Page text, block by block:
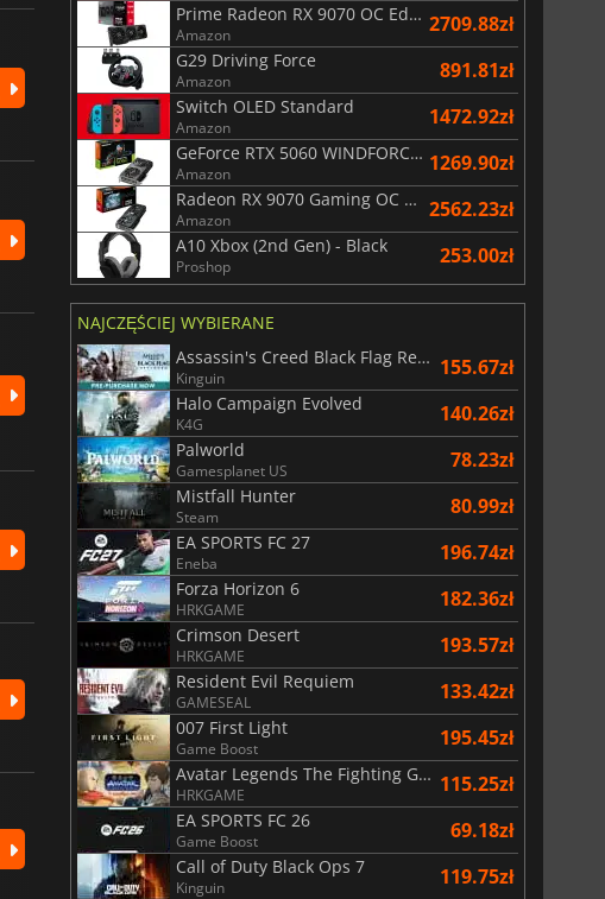
Prime Radeon RX 9070 OC Edition 16GB
Amazon 2709.88zł
G29 Driving Force
Amazon 891.81zł
Switch OLED Standard
Amazon 1472.92zł
GeForce RTX 5060 WINDFORCE OC 8G
Amazon 1269.90zł
Radeon RX 9070 Gaming OC 16GB
Amazon 2562.23zł
A10 Xbox (2nd Gen) - Black
Proshop 253.00zł
NAJCZĘŚCIEJ WYBIERANE
Assassin's Creed Black Flag Resynced
Kinguin 155.67zł
Halo Campaign Evolved
K4G 140.26zł
Palworld
Gamesplanet US 78.23zł
Mistfall Hunter
Steam 80.99zł
EA SPORTS FC 27
Eneba 196.74zł
Forza Horizon 6
HRKGAME 182.36zł
Crimson Desert
HRKGAME 193.57zł
Resident Evil Requiem
GAMESEAL 133.42zł
007 First Light
Game Boost 195.45zł
Avatar Legends The Fighting Game
HRKGAME 115.25zł
EA SPORTS FC 26
Game Boost 69.18zł
Call of Duty Black Ops 7
Kinguin 119.75zł